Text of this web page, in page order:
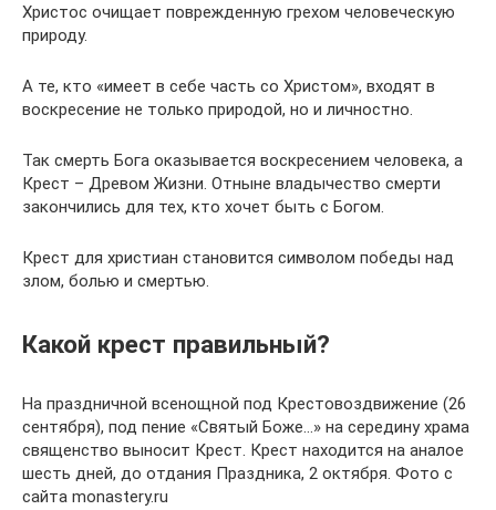
Христос очищает поврежденную грехом человеческую
природу.
А те, кто «имеет в себе часть со Христом», входят в
воскресение не только природой, но и личностно.
Так смерть Бога оказывается воскресением человека, а
Крест – Древом Жизни. Отныне владычество смерти
закончились для тех, кто хочет быть с Богом.
Крест для христиан становится символом победы над
злом, болью и смертью.
Какой крест правильный?
На праздничной всенощной под Крестовоздвижение (26
сентября), под пение «Святый Боже…» на середину храма
священство выносит Крест. Крест находится на аналое
шесть дней, до отдания Праздника, 2 октября. Фото с
сайта monastery.ru